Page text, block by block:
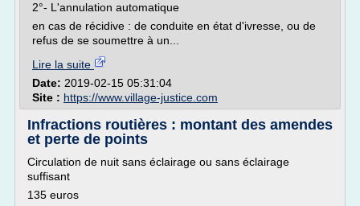
2°- L'annulation automatique
en cas de récidive : de conduite en état d'ivresse, ou de
refus de se soumettre à un...
Lire la suite
Date: 2019-02-15 05:31:04
Site : https://www.village-justice.com
Infractions routières : montant des amendes
et perte de points
Circulation de nuit sans éclairage ou sans éclairage
suffisant
135 euros